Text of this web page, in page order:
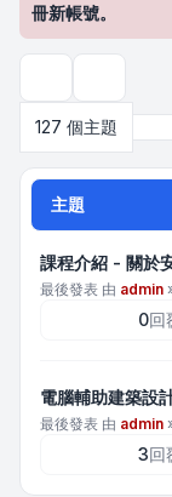
冊新帳號。
127 個主題
主題
課程介紹 - 關於
最後發表 由 admin
0回
電腦輔助建築
最後發表 由 admin
3回